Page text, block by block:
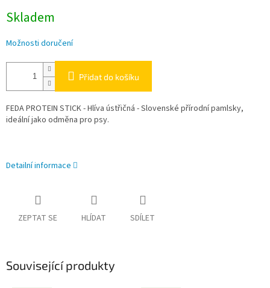
cena:
Skladem
Možnosti doručení
Přidat do košíku
FEDA PROTEIN STICK - Hlíva ústřičná - Slovenské přírodní pamlsky,
ideální jako odměna pro psy.
Detailní informace
ZEPTAT SE HLÍDAT SDÍLET
Související produkty